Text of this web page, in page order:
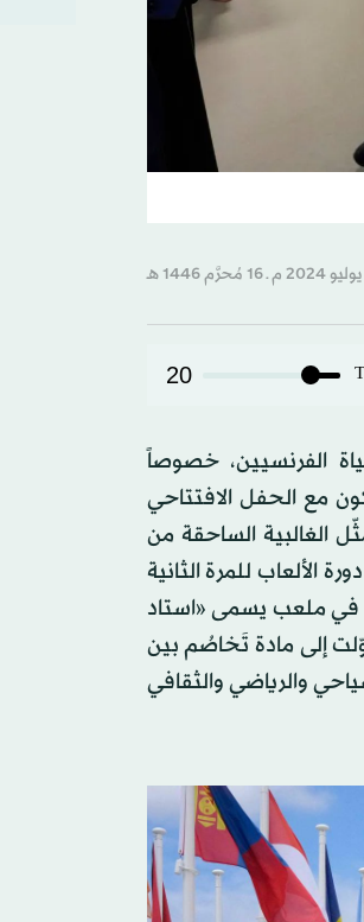
T
20
الفرنسيين، خصوصاً
مع الحفل الافتتاحي
اليوم التالي بمشاركة 206 بعثات أولمبية تمثّل الغالبية الساحقة من
دورة الألعاب للمرة الثانية
(تموز)، وبحضور 46 بعثة عالمية، و40 ألف مشاهد، في ملعب يسمى «استاد
إلى مادة تَخاصُم بين
السياسي والسياحي والرياضي والثقافي